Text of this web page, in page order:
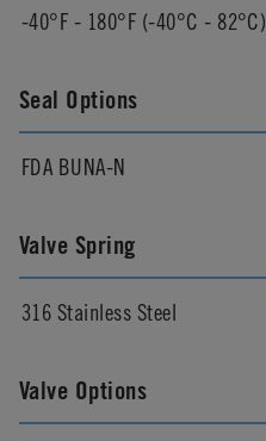
-40°F - 180°F (-40°C - 82°C)
Seal Options
FDA BUNA-N
Valve Spring
316 Stainless Steel
Valve Options